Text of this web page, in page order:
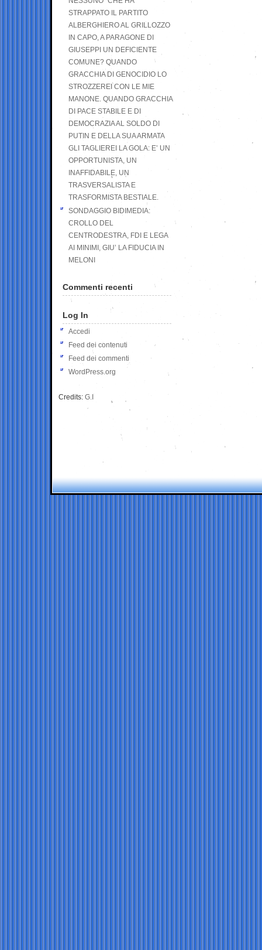
STRAPPATO IL PARTITO
ALBERGHIERO AL GRILLOZZO
IN CAPO, A PARAGONE DI
GIUSEPPI UN DEFICIENTE
COMUNE? QUANDO
GRACCHIA DI GENOCIDIO LO
STROZZEREI CON LE MIE
MANONE. QUANDO GRACCHIA
DI PACE STABILE E DI
DEMOCRAZIA AL SOLDO DI
PUTIN E DELLA SUA ARMATA
GLI TAGLIEREI LA GOLA: E’ UN
OPPORTUNISTA, UN
INAFFIDABILE, UN
TRASVERSALISTA E
TRASFORMISTA BESTIALE.
SONDAGGIO BIDIMEDIA:
CROLLO DEL
CENTRODESTRA, FDI E LEGA
AI MINIMI, GIU’ LA FIDUCIA IN
MELONI
Commenti recenti
Log In
Accedi
Feed dei contenuti
Feed dei commenti
WordPress.org
Credits: G.I